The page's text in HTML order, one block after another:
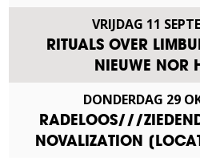
VRIJDAG 11
RITUALS OVER
NIEUWE NOR
DONDERDAG 29
RADELOOS///
NOVALIZATION